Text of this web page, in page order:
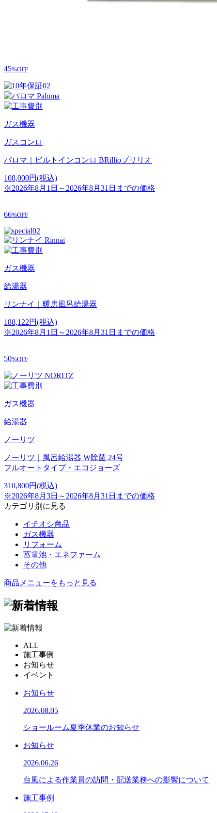
45%OFF
ガス機器
ガスコンロ
パロマ｜ビルトインコンロ BRillioブリリオ
108,000円(税込)
※2026年8月1日～2026年8月31日までの価格
66%OFF
ガス機器
給湯器
リンナイ｜暖房風呂給湯器
188,122円(税込)
※2026年8月1日～2026年8月31日までの価格
50%OFF
ガス機器
給湯器
ノーリツ
ノーリツ｜風呂給湯器 W除菌 24号
フルオートタイプ・エコジョーズ
310,800円(税込)
※2026年8月3日～2026年8月31日までの価格
カテゴリ別に見る
イチオシ商品
ガス機器
リフォーム
蓄電池・エネファーム
その他
商品メニューをもっと見る
ALL
施工事例
お知らせ
イベント
お知らせ
2026.08.05
ショールーム夏季休業のお知らせ
お知らせ
2026.06.26
台風による作業員の訪問・配送業務への影響について
施工事例